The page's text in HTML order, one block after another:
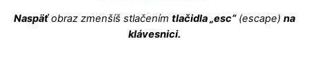
Naspäťobraz zmenšíš stlačením tlačidla „esc“(escape) na
klávesnici.